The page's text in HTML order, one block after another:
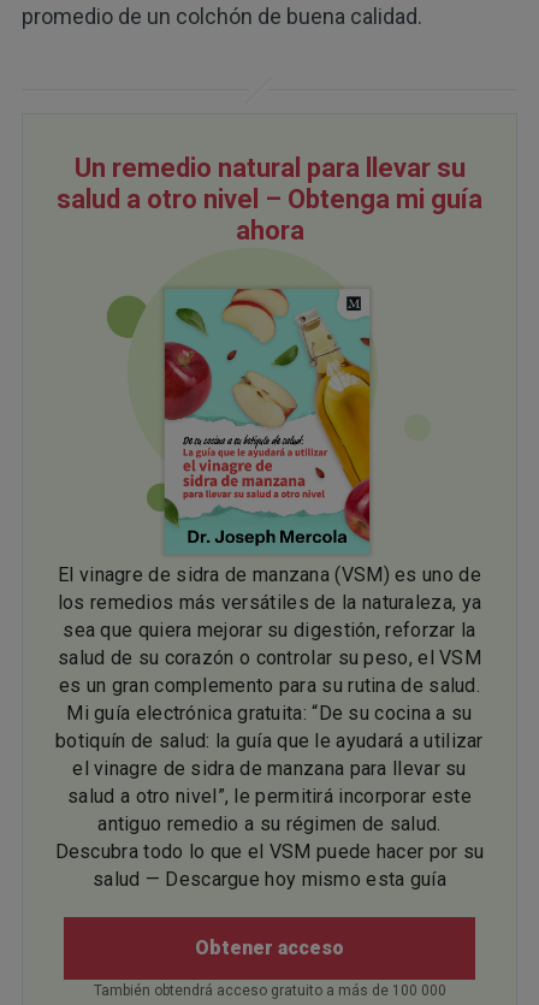
promedio de un colchón de buena calidad.
Un remedio natural para llevar su
salud a otro nivel – Obtenga mi guía
ahora
El vinagre de sidra de manzana (VSM) es uno de
los remedios más versátiles de la naturaleza, ya
sea que quiera mejorar su digestión, reforzar la
salud de su corazón o controlar su peso, el VSM
es un gran complemento para su rutina de salud.
Mi guía electrónica gratuita: “De su cocina a su
botiquín de salud: la guía que le ayudará a utilizar
el vinagre de sidra de manzana para llevar su
salud a otro nivel”, le permitirá incorporar este
antiguo remedio a su régimen de salud.
Descubra todo lo que el VSM puede hacer por su
salud — Descargue hoy mismo esta guía
Obtener acceso
También obtendrá acceso gratuito a más de 100 000